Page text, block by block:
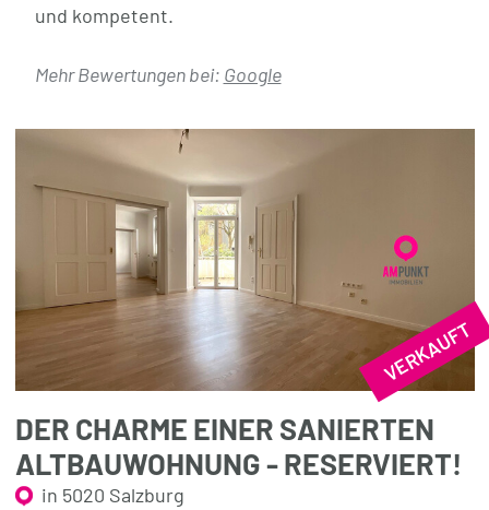
und kompetent.
Mehr Bewertungen bei: Google
VERKAUFT
DER CHARME EINER SANIERTEN
ALTBAUWOHNUNG - RESERVIERT!
in 5020 Salzburg